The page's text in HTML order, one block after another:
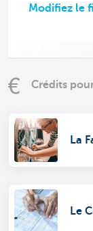
Modifiez le
Crédits
La
Le